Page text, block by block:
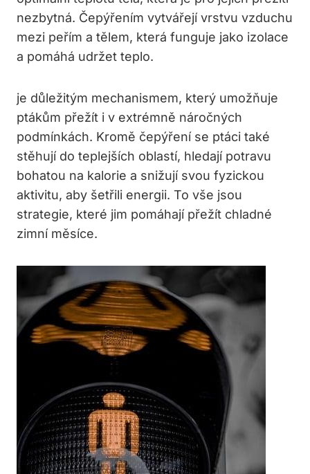
nezbytná. Čepýřením vytvářejí vrstvu vzduchu
mezi peřím a tělem, která funguje jako izolace
a pomáhá udržet teplo.
je důležitým mechanismem, který umožňuje
ptákům přežít i v extrémně náročných
podmínkách. Kromě čepýření se ptáci také
stěhují do teplejších oblastí, hledají potravu
bohatou na kalorie a snižují svou fyzickou
aktivitu, aby šetřili energii. To vše jsou
strategie, které jim pomáhají přežít chladné
zimní měsíce.